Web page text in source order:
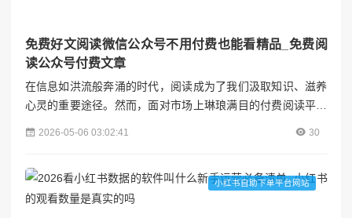
免费好文阅读微信公众号不用付费也能看精品_免费阅
读公众号付费文章
在信息如洪流般奔涌的时代，阅读成为了我们汲取知识、滋养
心灵的重要途径。然而，面对市场上琳琅满目的付费阅读平台
和动辄数十元的电子书价格，许多热爱阅读的人常常望而却
的大门。视涨阁## 免费阅读，打破知识壁垒在这个知识就是力
量的时代，每个人都渴望获取更多的信息来提升自己。但付费
2026-05-06 03:02:41 30
小红书自助下单平台网站